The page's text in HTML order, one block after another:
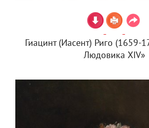
Гиацинт (Иасент) Риго (1659-
Людовика XIV»